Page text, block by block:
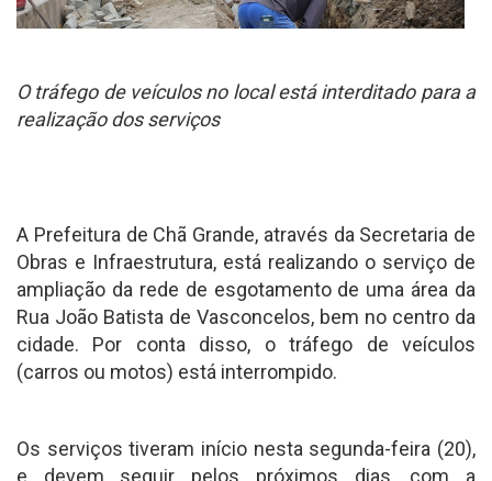
O tráfego de veículos no local está interditado para a
realização dos serviços
A Prefeitura de Chã Grande, através da Secretaria de
Obras e Infraestrutura, está realizando o serviço de
ampliação da rede de esgotamento de uma área da
Rua João Batista de Vasconcelos, bem no centro da
cidade. Por conta disso, o tráfego de veículos
(carros ou motos) está interrompido.
Os serviços tiveram início nesta segunda-feira (20),